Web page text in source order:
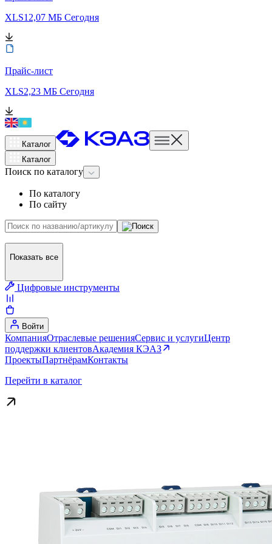
XLS12,07 МБ Сегодня
Прайс-лист
XLS2,23 МБ Сегодня
Каталог
Каталог
Поиск по каталогу
По каталогу
По сайту
Показать все
Цифровые инструменты
Войти
КомпанияОтраслевые решенияСервис и услугиЦентр
поддержки клиентовАкадемия КЭАЗ
ПроектыПартнёрамКонтакты
Перейти в каталог